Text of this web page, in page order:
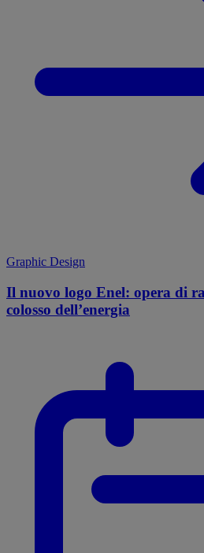
Graphic Design
Il nuovo logo Enel: opera di
colosso dell’energia